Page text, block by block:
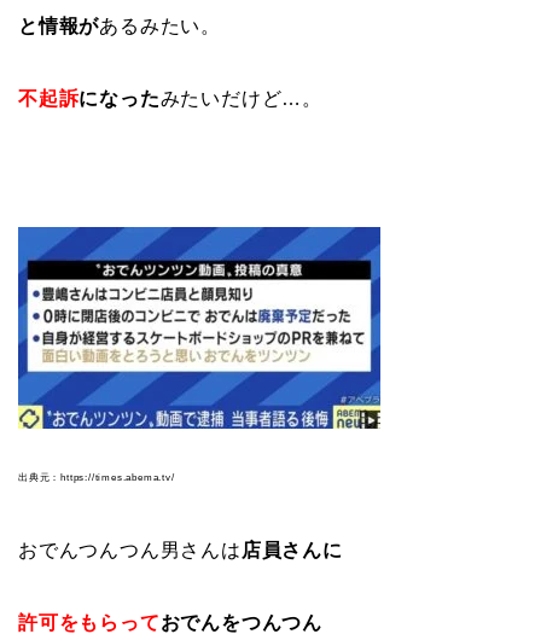
と情報があるみたい。
不起訴になったみたいだけど…。
出典元：https://times.abema.tv/
おでんつんつん男さんは 店員さんに
許可をもらっておでんをつんつん